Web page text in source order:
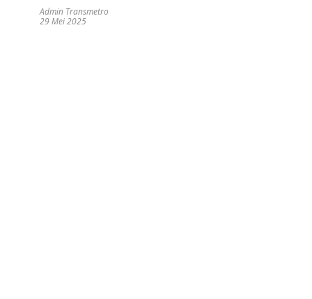
Admin Transmetro
29 Mei 2025